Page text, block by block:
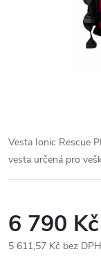
Vesta Ionic Rescue
vesta určená pro
6 790 Kč
5 611,57 Kč bez DPH